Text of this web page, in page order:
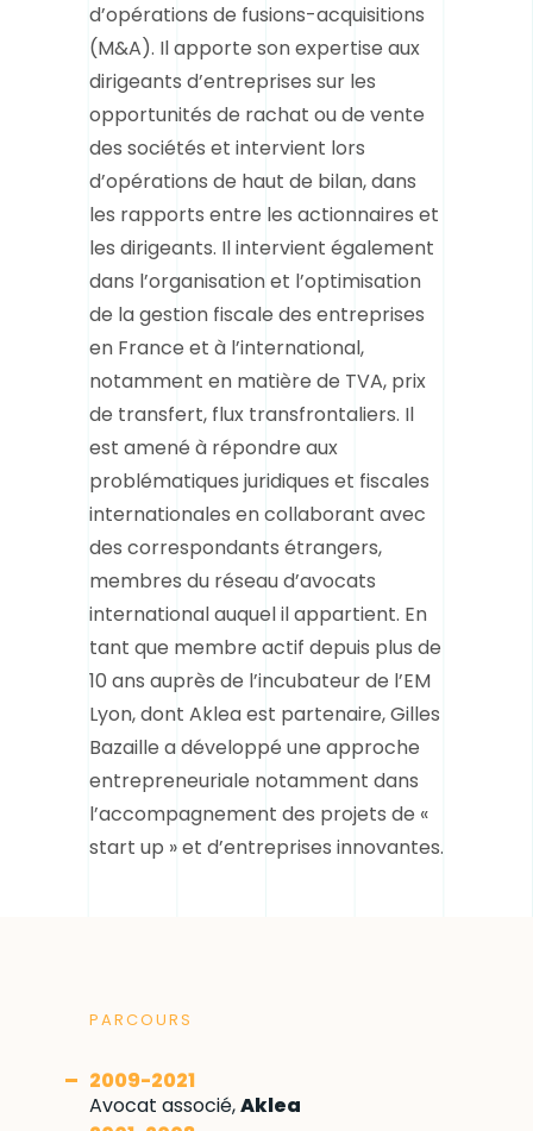
d’opérations de fusions-acquisitions
(M&A). Il apporte son expertise aux
dirigeants d’entreprises sur les
opportunités de rachat ou de vente
des sociétés et intervient lors
d’opérations de haut de bilan, dans
les rapports entre les actionnaires et
les dirigeants. Il intervient également
dans l’organisation et l’optimisation
de la gestion fiscale des entreprises
en France et à l’international,
notamment en matière de TVA, prix
de transfert, flux transfrontaliers. Il
est amené à répondre aux
problématiques juridiques et fiscales
internationales en collaborant avec
des correspondants étrangers,
membres du réseau d’avocats
international auquel il appartient. En
tant que membre actif depuis plus de
10 ans auprès de l’incubateur de l’EM
Lyon, dont Aklea est partenaire, Gilles
Bazaille a développé une approche
entrepreneuriale notamment dans
l’accompagnement des projets de «
start up » et d’entreprises innovantes.
PARCOURS
2009-2021
Avocat associé,Aklea